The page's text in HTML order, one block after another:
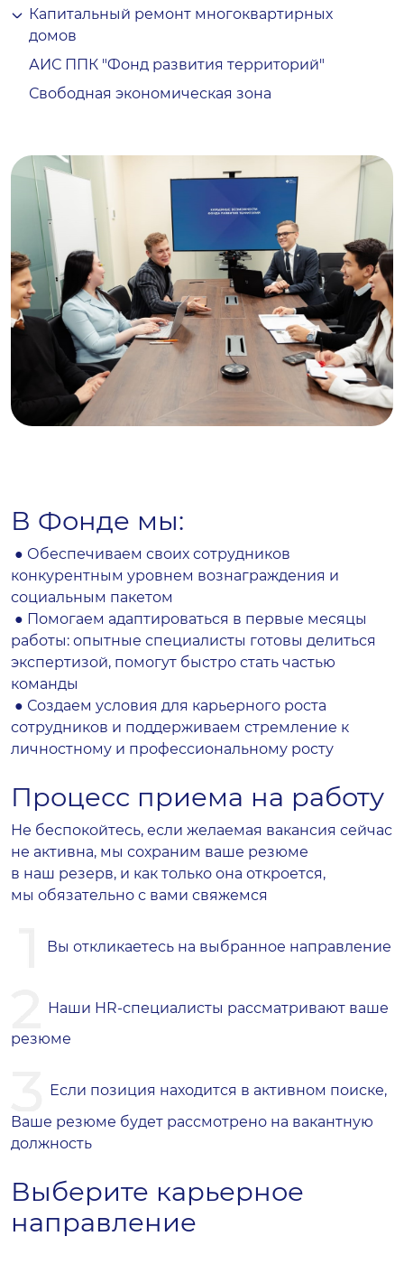
Капитальный ремонт многоквартирных
домов
АИС ППК "Фонд развития территорий"
Свободная экономическая зона
В Фонде мы:
● Обеспечиваем своих сотрудников
конкурентным уровнем вознаграждения и
социальным пакетом
● Помогаем адаптироваться в первые месяцы
работы: опытные специалисты готовы делиться
экспертизой, помогут быстро стать частью
команды
● Создаем условия для карьерного роста
сотрудников и поддерживаем стремление к
личностному и профессиональному росту
Процесс приема на работу
Не беспокойтесь, если желаемая вакансия сейчас
не активна, мы сохраним ваше резюме
в наш резерв, и как только она откроется,
мы обязательно с вами свяжемся
Вы откликаетесь на выбранное направление
Наши HR-специалисты рассматривают ваше
резюме
Если позиция находится в активном поиске,
Ваше резюме будет рассмотрено на вакантную
должность
Выберите карьерное
направление